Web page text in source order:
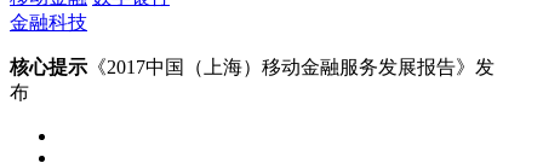
金融科技
核心提示 《2017中国（上海）移动金融服务发展报告》发
布